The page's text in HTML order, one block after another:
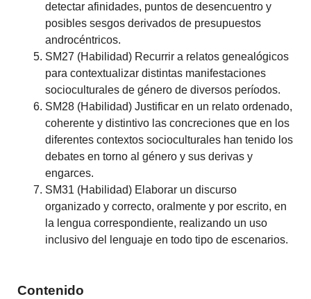
detectar afinidades, puntos de desencuentro y
posibles sesgos derivados de presupuestos
androcéntricos.
SM27 (Habilidad) Recurrir a relatos genealógicos
para contextualizar distintas manifestaciones
socioculturales de género de diversos períodos.
SM28 (Habilidad) Justificar en un relato ordenado,
coherente y distintivo las concreciones que en los
diferentes contextos socioculturales han tenido los
debates en torno al género y sus derivas y
engarces.
SM31 (Habilidad) Elaborar un discurso
organizado y correcto, oralmente y por escrito, en
la lengua correspondiente, realizando un uso
inclusivo del lenguaje en todo tipo de escenarios.
Contenido